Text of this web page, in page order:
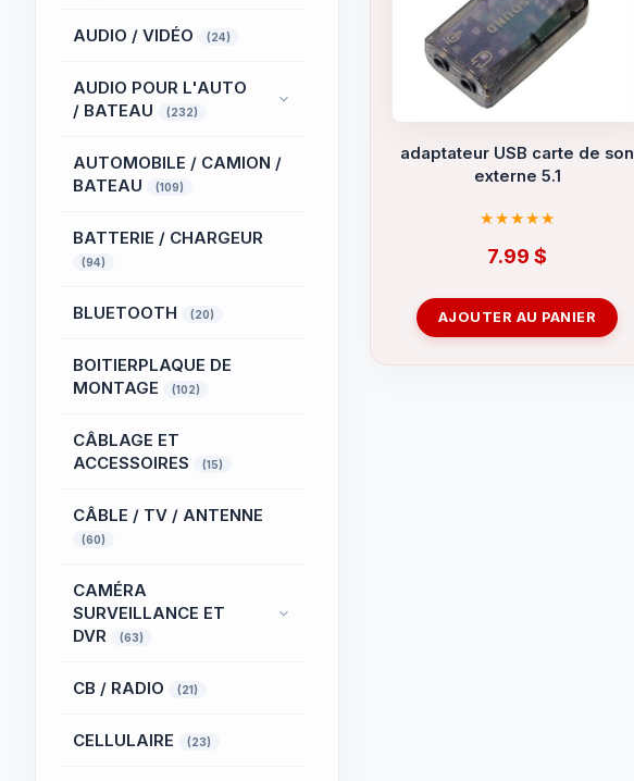
AUDIO / VIDÉO (24)
AUDIO POUR L'AUTO
/ BATEAU
(232)
AUTOMOBILE / CAMION /
BATEAU
(109)
BATTERIE / CHARGEUR
(94)
BLUETOOTH (20)
BOITIERPLAQUE DE
MONTAGE
(102)
CÂBLAGE ET
ACCESSOIRES
(15)
CÂBLE / TV / ANTENNE
(60)
CAMÉRA
SURVEILLANCE ET
DVR
(63)
CB / RADIO (21)
CELLULAIRE (23)
adaptateur USB carte de son
externe 5.1
7.99 $
AJOUTER AU PANIER